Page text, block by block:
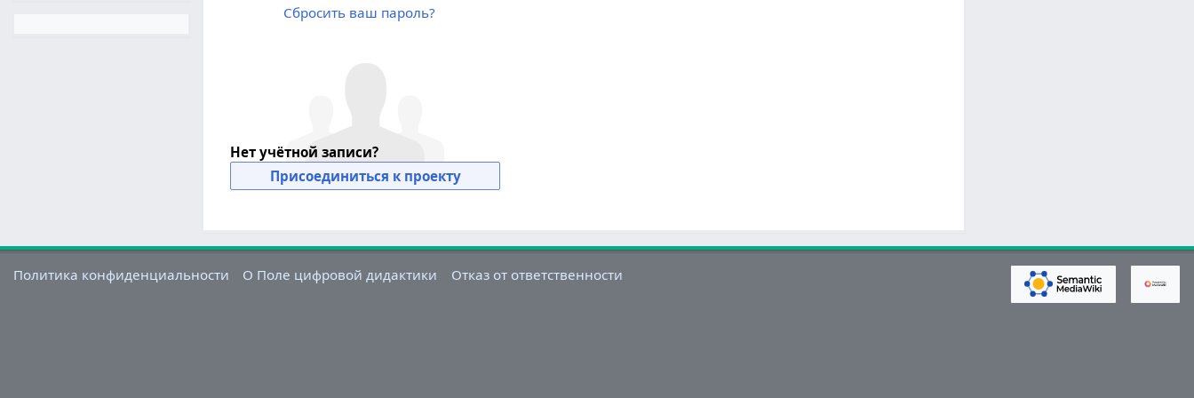
Сбросить ваш пароль?
Нет учётной записи?
Присоединиться к проекту
Политика конфиденциальности О Поле цифровой дидактики Отказ от ответственности